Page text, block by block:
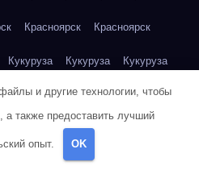
Красноярск Красноярск
Кукуруза Кукуруза Кукуруза
Кукуруза Кукуруза
Кукуруза
Куриная грудка
и другие технологии, чтобы
а также предоставить лучший
опыт. OK